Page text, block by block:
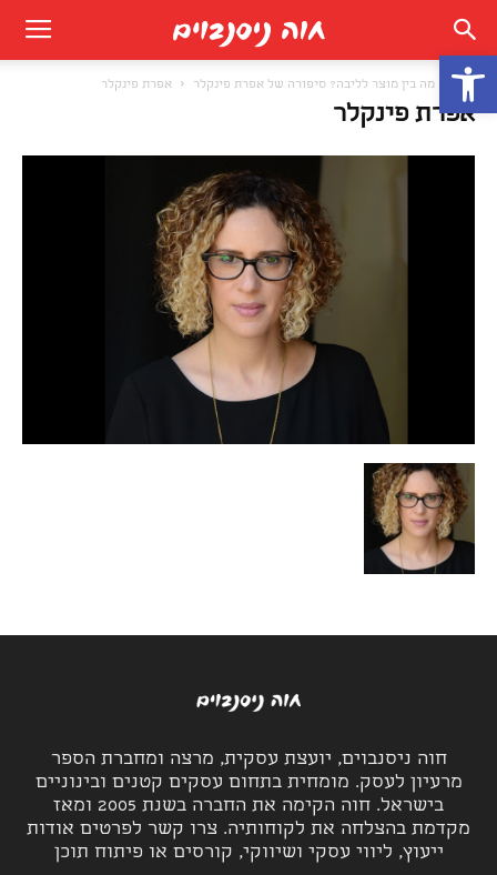
פתח סרגל נגישות
מה בין מוצר לליבה? סיפורה של אפרת פינקלר אפרת פינקלר
אפרת פינקלר
חוה ניסנבוים, יועצת עסקית, מרצה ומחברת הספר
מרעיון לעסק. מומחית בתחום עסקים קטנים ובינוניים
בישראל. חוה הקימה את החברה בשנת 2005 ומאז
מקדמת בהצלחה את לקוחותיה. צרו קשר לפרטים אודות
ייעוץ, ליווי עסקי ושיווקי, קורסים או פיתוח תוכן